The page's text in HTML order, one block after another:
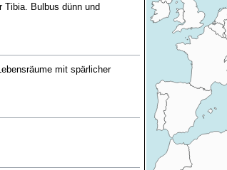
Bulbus dünn und
mit spärlicher